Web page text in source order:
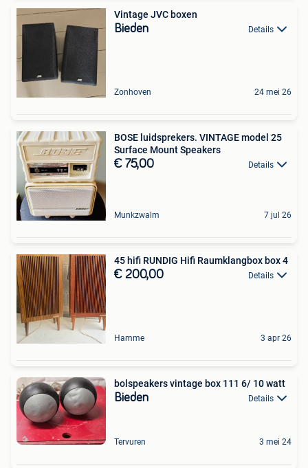
Vintage JVC boxen
Bieden Details
Zonhoven 24 mei 26
BOSE luidsprekers. VINTAGE model 25
Surface Mount Speakers
€ 75,00 Details
Munkzwalm 7 jul 26
45 hifi RUNDIG Hifi Raumklangbox box 4
€ 200,00 Details
Hamme 3 apr 26
bolspeakers vintage box 111 6/ 10 watt
Bieden Details
Tervuren 3 mei 24